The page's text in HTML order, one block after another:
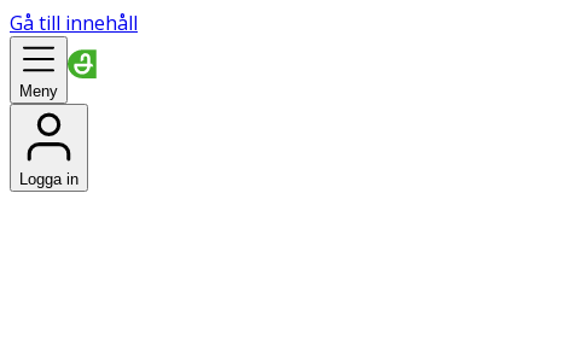
Gå till innehåll
Meny
Logga in